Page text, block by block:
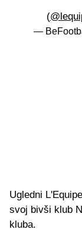
(
—
Ugledni
svoj bivši klub
kluba.